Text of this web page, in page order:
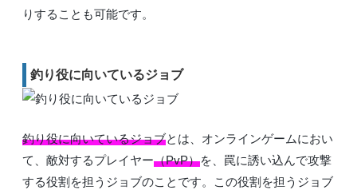
りすることも可能です。
釣り役に向いているジョブ
釣り役に向いているジョブとは、オンラインゲームにおい
て、敵対するプレイヤー（PvP）を、罠に誘い込んで攻撃
する役割を担うジョブのことです。この役割を担うジョブ